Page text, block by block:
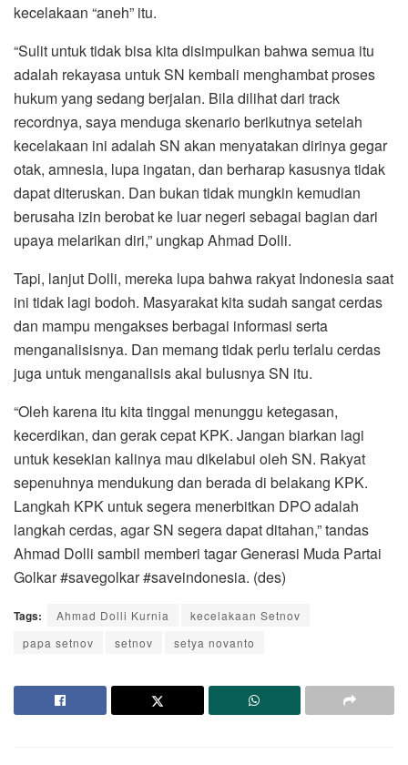
kecelakaan “aneh” itu.
“Sulit untuk tidak bisa kita disimpulkan bahwa semua itu
adalah rekayasa untuk SN kembali menghambat proses
hukum yang sedang berjalan. Bila dilihat dari track
recordnya, saya menduga skenario berikutnya setelah
kecelakaan ini adalah SN akan menyatakan dirinya gegar
otak, amnesia, lupa ingatan, dan berharap kasusnya tidak
dapat diteruskan. Dan bukan tidak mungkin kemudian
berusaha izin berobat ke luar negeri sebagai bagian dari
upaya melarikan diri,” ungkap Ahmad Dolli.
Tapi, lanjut Dolli, mereka lupa bahwa rakyat Indonesia saat
ini tidak lagi bodoh. Masyarakat kita sudah sangat cerdas
dan mampu mengakses berbagai informasi serta
menganalisisnya. Dan memang tidak perlu terlalu cerdas
juga untuk menganalisis akal bulusnya SN itu.
“Oleh karena itu kita tinggal menunggu ketegasan,
kecerdikan, dan gerak cepat KPK. Jangan biarkan lagi
untuk kesekian kalinya mau dikelabui oleh SN. Rakyat
sepenuhnya mendukung dan berada di belakang KPK.
Langkah KPK untuk segera menerbitkan DPO adalah
langkah cerdas, agar SN segera dapat ditahan,” tandas
Ahmad Dolli sambil memberi tagar Generasi Muda Partai
Golkar #savegolkar #saveindonesia. (des)
Tags: Ahmad Dolli Kurnia
kecelakaan Setnov
papa setnov
setnov setya novanto